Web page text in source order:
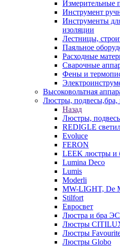
Измерительные
Инструмент
Инструменты
изоляции
Лестницы,
Паяльное
Расходные
Сварочные
Фены и
Высоковольтная
Люстры, подвесы,бра,
Назад
Люстры,
REDIGLE
Evoluce
FERON
LEEK люстры и
Lumina Deco
Lumis
Moderli
MW-LIGHT, De
Stilfort
Евросвет
Люстра и бра
Люстры
Люстры
Люстры Globo